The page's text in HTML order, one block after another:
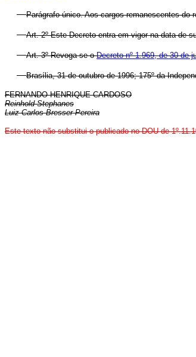
Parágrafo único. Aos cargos remanescentes
Art. 2º Este Decreto entra em vigor na data de
Art. 3º Revoga-se oDecreto nº 1.969, de 30 de
Brasília, 31 de outubro de 1996; 175º da
FERNANDO HENRIQUE CARDOSO
Reinhold Stephanes
Luiz Carlos Bresser Pereira
Este texto não substitui o publicado no DOU de